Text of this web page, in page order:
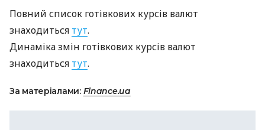
Повний список готівкових курсів валют
знаходиться тут.
Динаміка змін готівкових курсів валют
знаходиться тут.
За матеріалами: Finance.ua